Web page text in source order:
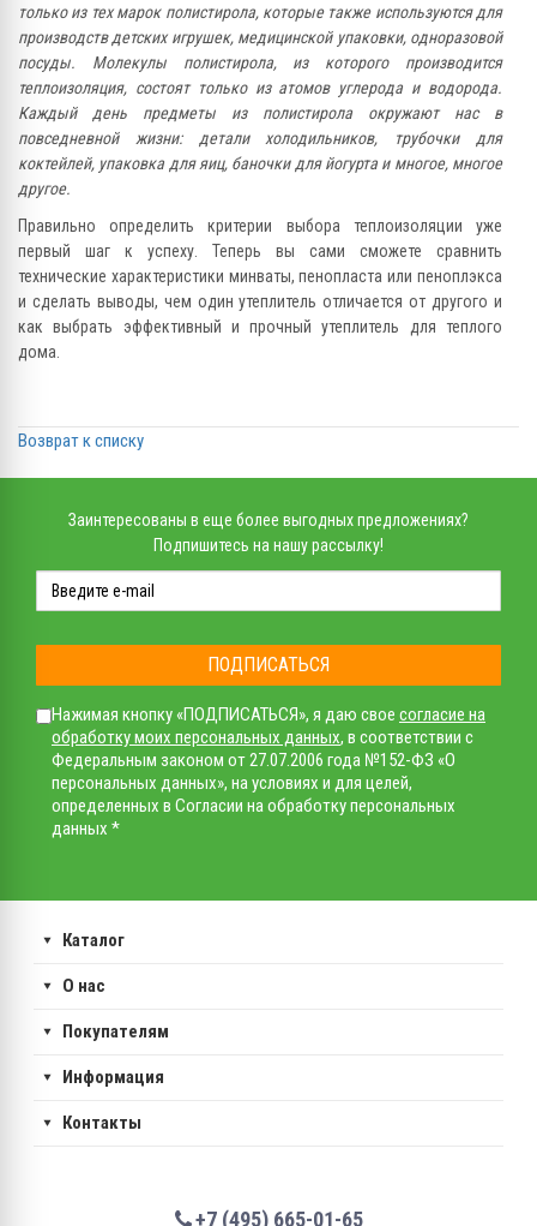
только из тех марок полистирола, которые также используются для
производств детских игрушек, медицинской упаковки, одноразовой
посуды. Молекулы полистирола, из которого производится
теплоизоляция, состоят только из атомов углерода и водорода.
Каждый день предметы из полистирола окружают нас в
повседневной жизни: детали холодильников, трубочки для
коктейлей, упаковка для яиц, баночки для йогурта и многое, многое
другое.
Правильно определить критерии выбора теплоизоляции уже
первый шаг к успеху. Теперь вы сами сможете сравнить
технические характеристики минваты, пенопласта или пеноплэкса
и сделать выводы, чем один утеплитель отличается от другого и
как выбрать эффективный и прочный утеплитель для теплого
дома.
Возврат к списку
Заинтересованы в еще более выгодных предложениях?
Подпишитесь на нашу рассылку!
ПОДПИСАТЬСЯ
Нажимая кнопку «ПОДПИСАТЬСЯ», я даю свое согласие на
обработку моих персональных данных, в соответствии с
Федеральным законом от 27.07.2006 года №152-ФЗ «О
персональных данных», на условиях и для целей,
определенных в Согласии на обработку персональных
данных *
Каталог
О нас
Покупателям
Информация
Контакты
+7 (495) 665-01-65